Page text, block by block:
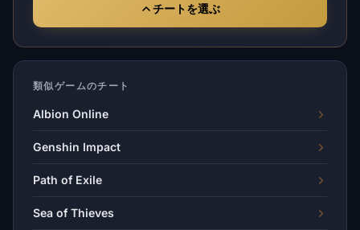
チートを選ぶ
類似ゲームのチート
Albion Online
Genshin Impact
Path of Exile
Sea of Thieves